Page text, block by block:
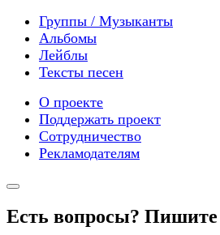
Группы / Музыканты
Альбомы
Лейблы
Тексты песен
О проекте
Поддержать проект
Сотрудничество
Рекламодателям
Есть вопросы?